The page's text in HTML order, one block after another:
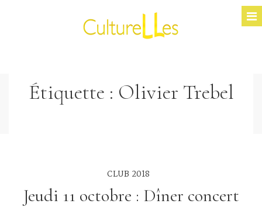
Étiquette : Olivier Trebel
CLUB 2018
Jeudi 11 octobre : Dîner concert